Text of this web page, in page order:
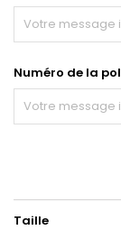
Numéro de la
Taille